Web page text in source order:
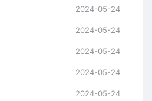
2024-05-24
2024-05-24
2024-05-24
2024-05-24
2024-05-24